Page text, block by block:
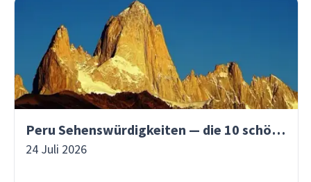
Peru Sehenswürdigkeiten — die 10 schönsten Orte
24 Juli 2026